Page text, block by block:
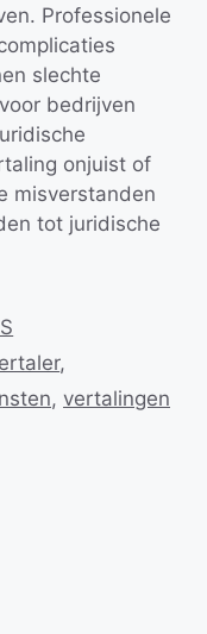
Professionele
slechte
bedrijven
onjuist of
misverstanden
tot juridische
,
, vertalingen